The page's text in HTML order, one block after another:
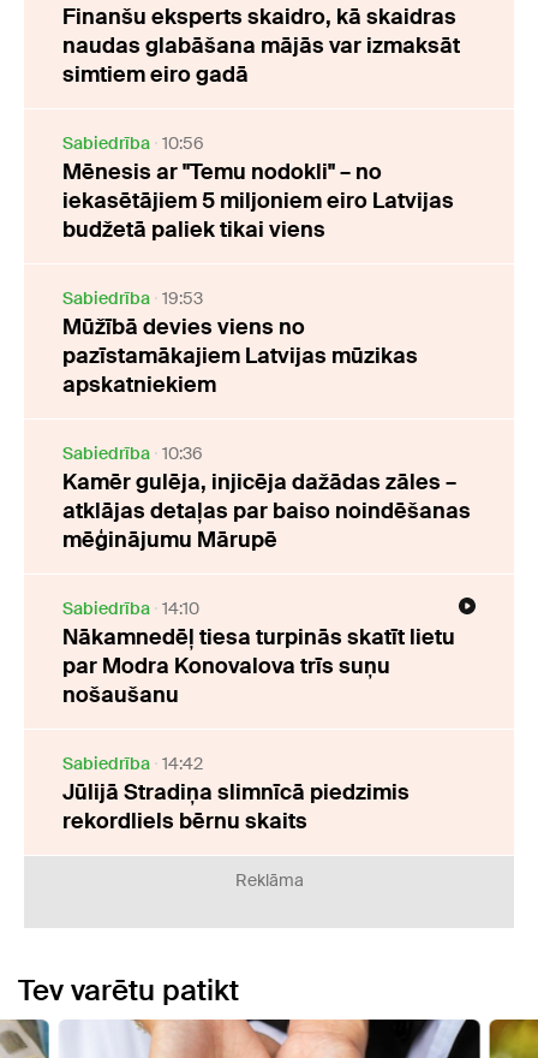
Finanšu eksperts skaidro, kā skaidras
naudas glabāšana mājās var izmaksāt
simtiem eiro gadā
Sabiedrība 10:56
Mēnesis ar "Temu nodokli" – no
iekasētājiem 5 miljoniem eiro Latvijas
budžetā paliek tikai viens
Sabiedrība 19:53
Mūžībā devies viens no
pazīstamākajiem Latvijas mūzikas
apskatniekiem
Sabiedrība 10:36
Kamēr gulēja, injicēja dažādas zāles –
atklājas detaļas par baiso noindēšanas
mēģinājumu Mārupē
Sabiedrība 14:10
Nākamnedēļ tiesa turpinās skatīt lietu
par Modra Konovalova trīs suņu
nošaušanu
Sabiedrība 14:42
Jūlijā Stradiņa slimnīcā piedzimis
rekordliels bērnu skaits
Reklāma
Tev varētu patikt